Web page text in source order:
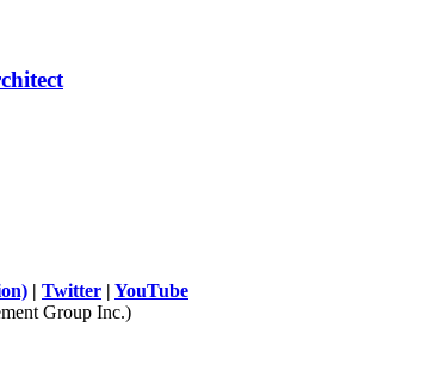
| Twitter | YouTube
Group Inc.)